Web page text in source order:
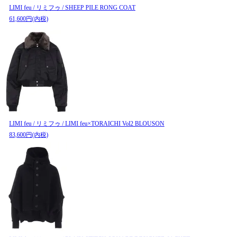
LIMI feu / リミフゥ / SHEEP PILE RONG COAT
61,600円(内税)
LIMI feu / リミフゥ / LIMI feu×TORAICHI Vol2 BLOUSON
83,600円(内税)